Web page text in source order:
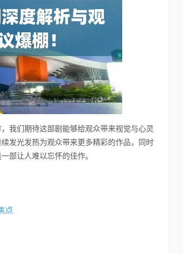
我们期待这部剧能够给观众带来视觉与心灵
发光发热为观众带来更多精彩的作品，同时
部让人难以忘怀的佳作。
点